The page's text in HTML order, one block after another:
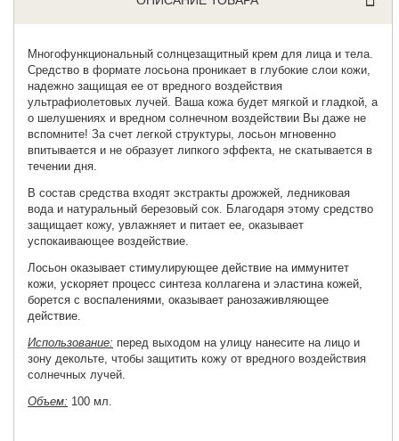
Многофункциональныйсолнцезащитный крем для лица и тела.
Средство в формате лосьона проникает в глубокие слои кожи,
надежно защищая ее от вредного воздействия
ультрафиолетовых лучей. Ваша кожа будет мягкой и гладкой, а
о шелушениях и вредном солнечном воздействии Вы даже не
вспомните! За счет легкой структуры, лосьон мгновенно
впитывается и не образует липкого эффекта, не скатывается в
течении дня.
В состав средства входят экстракты дрожжей, ледниковая
вода и натуральный березовый сок. Благодаря этому средство
защищает кожу, увлажняет и питает ее, оказывает
успокаивающее воздействие.
Лосьон оказывает стимулирующее действие на иммунитет
кожи, ускоряет процесс синтеза коллагена и эластина кожей,
борется с воспалениями, оказывает ранозаживляющее
действие.
Использование: перед выходом на улицу нанесите на лицо и
зону декольте, чтобы защитить кожу от вредного воздействия
солнечных лучей.
Объем: 100 мл.